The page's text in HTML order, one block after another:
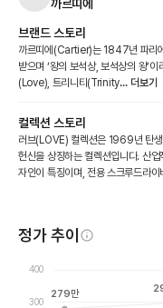
까르띠에
브랜드 스토리
까르띠에(Cartier)는 1847년 파리
받으며 ‘왕의 보석상, 보석상의 왕’
(Love), 트리니티(Trinity... 더보기
컬렉션 스토리
러브(LOVE) 컬렉션은 1969년 탄생
헌신을 상징하는 컬렉션입니다. 산
자인이 특징이며, 전용 스크루드라이
정가 추이
300
400
279만